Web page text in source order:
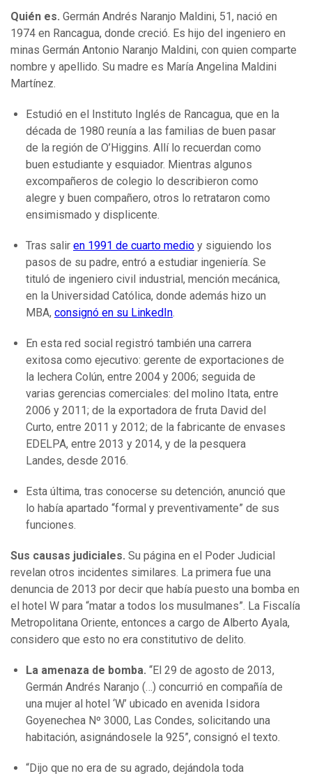
Quién es. Germán Andrés Naranjo Maldini, 51, nació en
1974 en Rancagua, donde creció. Es hijo del ingeniero en
minas Germán Antonio Naranjo Maldini, con quien comparte
nombre y apellido. Su madre es María Angelina Maldini
Martínez.
Estudió en el Instituto Inglés de Rancagua, que en la
década de 1980 reunía a las familias de buen pasar
de la región de O’Higgins. Allí lo recuerdan como
buen estudiante y esquiador. Mientras algunos
excompañeros de colegio lo describieron como
alegre y buen compañero, otros lo retrataron como
ensimismado y displicente.
Tras salir en 1991 de cuarto medio y siguiendo los
pasos de su padre, entró a estudiar ingeniería. Se
tituló de ingeniero civil industrial, mención mecánica,
en la Universidad Católica, donde además hizo un
MBA, consignó en su LinkedIn.
En esta red social registró también una carrera
exitosa como ejecutivo: gerente de exportaciones de
la lechera Colún, entre 2004 y 2006; seguida de
varias gerencias comerciales: del molino Itata, entre
2006 y 2011; de la exportadora de fruta David del
Curto, entre 2011 y 2012; de la fabricante de envases
EDELPA, entre 2013 y 2014, y de la pesquera
Landes, desde 2016.
Esta última, tras conocerse su detención, anunció que
lo había apartado “formal y preventivamente” de sus
funciones.
Sus causas judiciales. Su página en el Poder Judicial
revelan otros incidentes similares. La primera fue una
denuncia de 2013 por decir que había puesto una bomba en
el hotel W para “matar a todos los musulmanes”. La Fiscalía
Metropolitana Oriente, entonces a cargo de Alberto Ayala,
considero que esto no era constitutivo de delito.
La amenaza de bomba. “El 29 de agosto de 2013,
Germán Andrés Naranjo (…) concurrió en compañía de
una mujer al hotel ‘W’ ubicado en avenida Isidora
Goyenechea Nº 3000, Las Condes, solicitando una
habitación, asignándosele la 925”, consignó el texto.
“Dijo que no era de su agrado, dejándola toda